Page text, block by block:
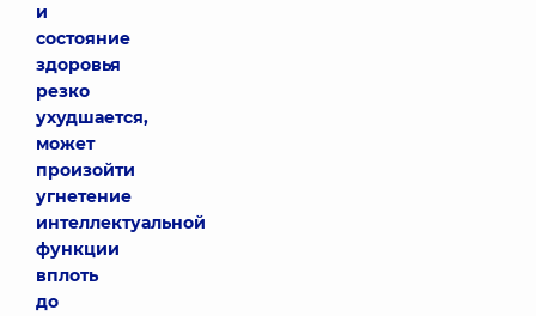
и
состояние
здоровья
резко
ухудшается,
может
произойти
угнетение
интеллектуальной
функции
вплоть
до